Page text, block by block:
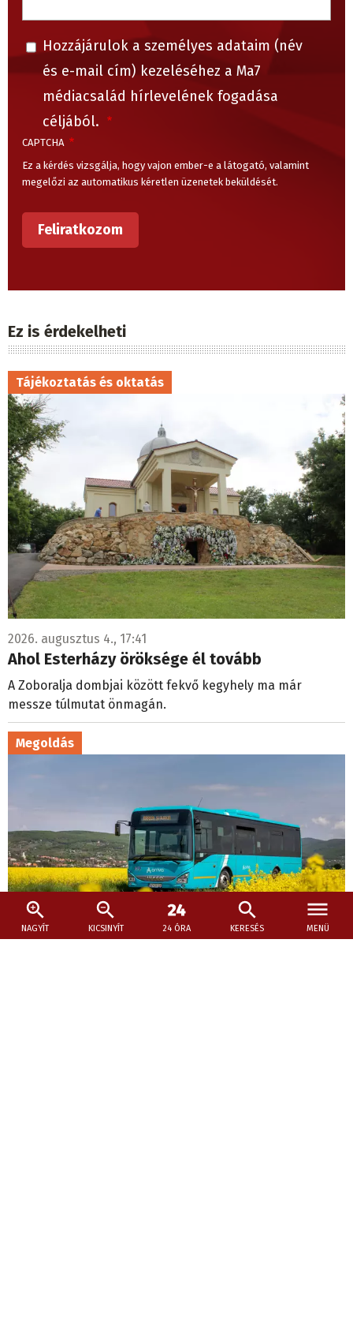
NAGYÍT KICSINYÍT 24 ÓRA KERESÉS MENÜ
Hozzájárulok a személyes adataim (név
és e-mail cím) kezeléséhez a Ma7
médiacsalád hírlevelének fogadása
céljából.
CAPTCHA
Ez a kérdés vizsgálja, hogy vajon ember-e a látogató, valamint
megelőzi az automatikus kéretlen üzenetek beküldését.
Ez is érdekelheti
Tájékoztatás és oktatás
2026. augusztus 4., 17:41
Ahol Esterházy öröksége él tovább
A Zoboralja dombjai között fekvő kegyhely ma már
messze túlmutat önmagán.
Megoldás